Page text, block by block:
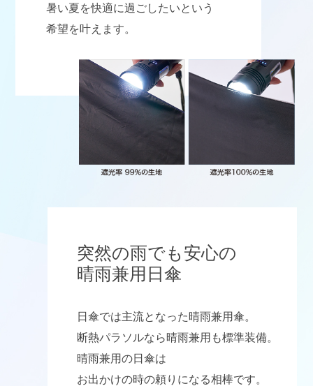
暑い夏を快適に過ごしたいという
希望を叶えます。
突然の雨でも安心の
晴雨兼用日傘
日傘では主流となった晴雨兼用傘。
断熱パラソルなら晴雨兼用も標準装備。
晴雨兼用の日傘は
お出かけの時の頼りになる相棒です。